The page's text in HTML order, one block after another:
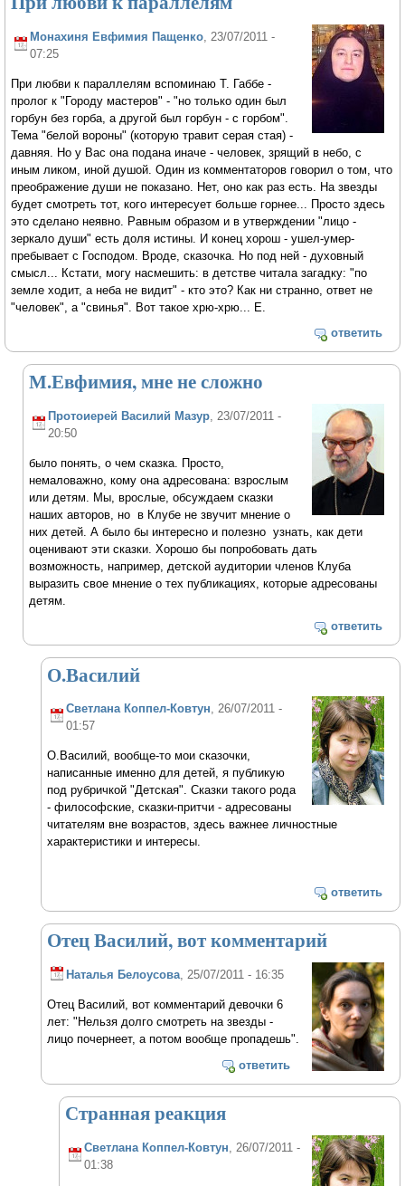
Монахиня Евфимия Пащенко , 23/07/2011 -
07:25
При любви к параллелям вспоминаю Т. Габбе -
пролог к "Городу мастеров" - "но только один был
горбун без горба, а другой был горбун - с горбом".
Тема "белой вороны" (которую травит серая стая) -
давняя. Но у Вас она подана иначе - человек, зрящий в небо, с
иным ликом, иной душой. Один из комментаторов говорил о том, что
преображение души не показано. Нет, оно как раз есть. На звезды
будет смотреть тот, кого интересует больше горнее... Просто здесь
это сделано неявно. Равным образом и в утверждении "лицо -
зеркало души" есть доля истины. И конец хорош - ушел-умер-
пребывает с Господом. Вроде, сказочка. Но под ней - духовный
смысл... Кстати, могу насмешить: в детстве читала загадку: "по
земле ходит, а неба не видит" - кто это? Как ни странно, ответ не
"человек", а "свинья". Вот такое хрю-хрю... Е.
ответить
М.Евфимия, мне не сложно
Протоиерей Василий Мазур , 23/07/2011 -
20:50
было понять, о чем сказка. Просто,
немаловажно, кому она адресована: взрослым
или детям. Мы, врослые, обсуждаем сказки
наших авторов, но в Клубе не звучит мнение о
них детей. А было бы интересно и полезно узнать, как дети
оценивают эти сказки. Хорошо бы попробовать дать
возможность, например, детской аудитории членов Клуба
выразить свое мнение о тех публикациях, которые адресованы
детям.
ответить
О.Василий
Светлана Коппел-Ковтун, 26/07/2011 -
01:57
О.Василий, вообще-то мои сказочки,
написанные именно для детей, я публикую
под рубричкой "Детская". Сказки такого рода
- философские, сказки-притчи - адресованы
читателям вне возрастов, здесь важнее личностные
характеристики и интересы.
ответить
Отец Василий, вот комментарий
Наталья Белоусова, 25/07/2011 - 16:35
Отец Василий, вот комментарий девочки 6
лет: "Нельзя долго смотреть на звезды -
лицо почернеет, а потом вообще пропадешь".
ответить
Странная реакция
Светлана Коппел-Ковтун , 26/07/2011 -
01:38